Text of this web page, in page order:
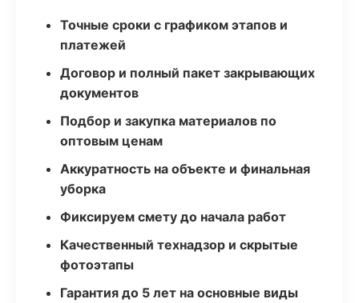
Точные сроки с графиком этапов и
платежей
Договор и полный пакет закрывающих
документов
Подбор и закупка материалов по
оптовым ценам
Аккуратность на объекте и финальная
уборка
Фиксируем смету до начала работ
Качественный технадзор и скрытые
фотоэтапы
Гарантия до 5 лет на основные виды